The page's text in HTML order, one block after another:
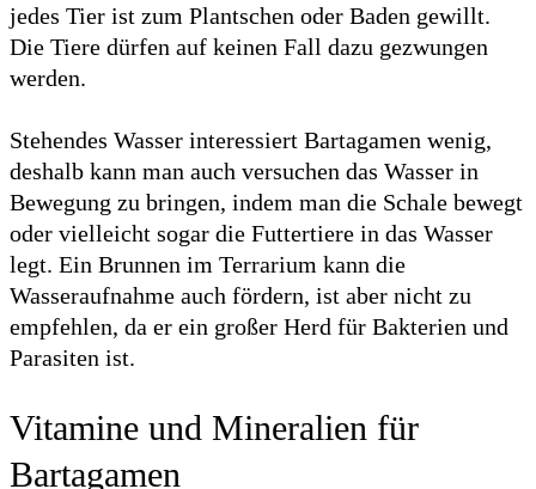
jedes Tier ist zum Plantschen oder Baden gewillt.
Die Tiere dürfen auf keinen Fall dazu gezwungen
werden.
Stehendes Wasser interessiert Bartagamen wenig,
deshalb kann man auch versuchen das Wasser in
Bewegung zu bringen, indem man die Schale bewegt
oder vielleicht sogar die Futtertiere in das Wasser
legt. Ein Brunnen im Terrarium kann die
Wasseraufnahme auch fördern, ist aber nicht zu
empfehlen, da er ein großer Herd für Bakterien und
Parasiten ist.
Vitamine und Mineralien für
Bartagamen